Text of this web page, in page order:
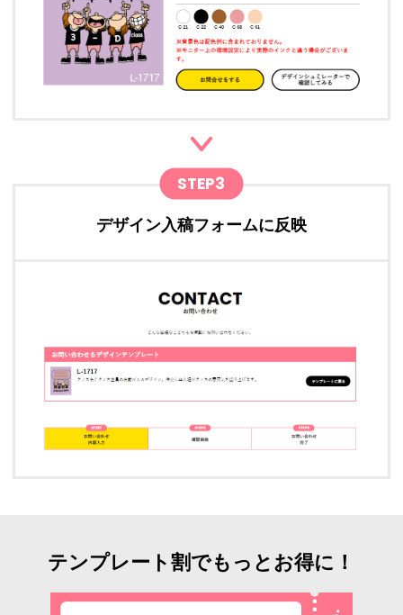
STEP3
デザイン入稿フォームに反映
テンプレート割でもっとお得に！